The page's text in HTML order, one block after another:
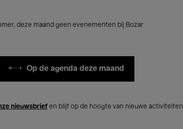
deze maand geen evenementen bij Bozar
Op de agenda deze maand
nieuwsbriefen blijf op de hoogte van nieuwe activiteiten